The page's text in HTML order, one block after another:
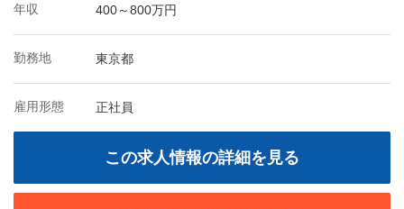
年収 400～800万円
勤務地 東京都
雇用形態 正社員
この求人情報の詳細を見る